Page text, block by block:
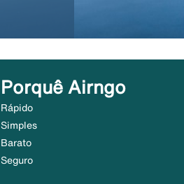
Porquê Airngo
Rápido
Simples
Barato
Seguro